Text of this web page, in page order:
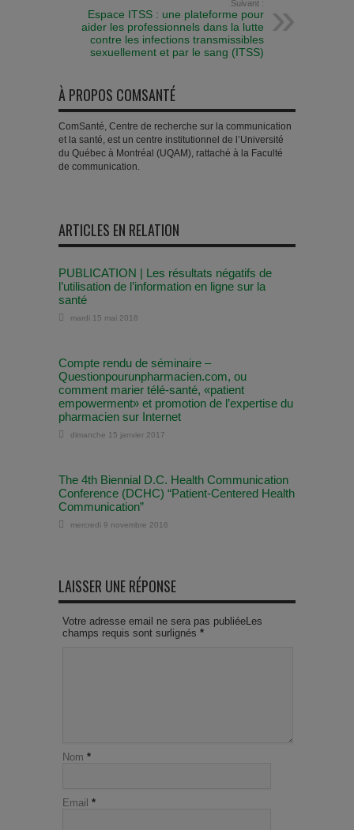
Suivant :
Espace ITSS : une plateforme pour
aider les professionnels dans la lutte
contre les infections transmissibles
sexuellement et par le sang (ITSS)
À PROPOS COMSANTÉ
ComSanté, Centre de recherche sur la communication
et la santé, est un centre institutionnel de l’Université
du Québec à Montréal (UQAM), rattaché à la Faculté
de communication.
ARTICLES EN RELATION
PUBLICATION | Les résultats négatifs de
l’utilisation de l’information en ligne sur la
santé
mardi 15 mai 2018
Compte rendu de séminaire –
Questionpourunpharmacien.com, ou
comment marier télé-santé, «patient
empowerment» et promotion de l’expertise du
pharmacien sur Internet
dimanche 15 janvier 2017
The 4th Biennial D.C. Health Communication
Conference (DCHC) “Patient-Centered Health
Communication”
mercredi 9 novembre 2016
LAISSER UNE RÉPONSE
Votre adresse email ne sera pas publiéeLes
champs requis sont surlignés *
Nom *
Email *